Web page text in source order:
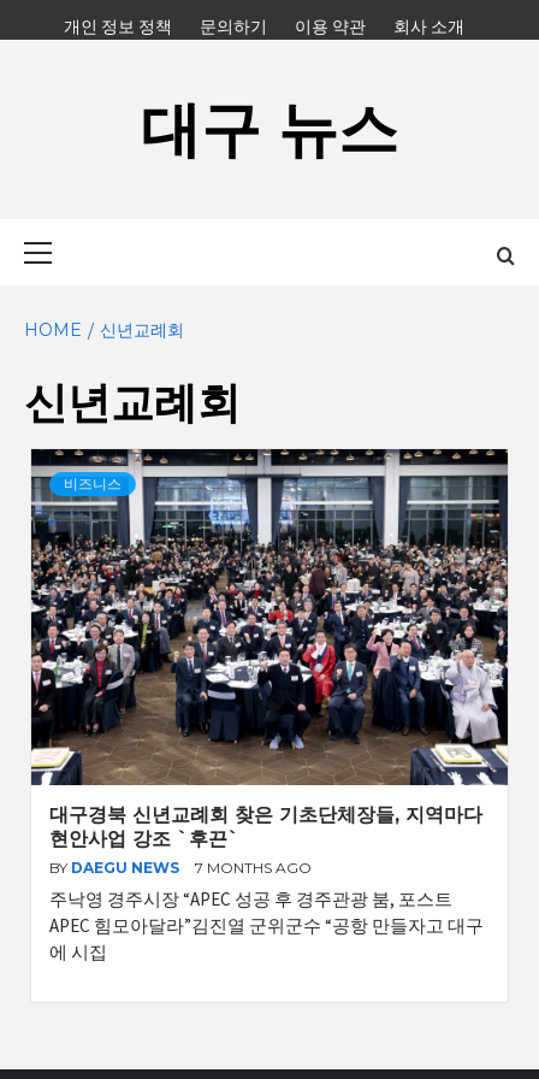
to
개인 정보 정책 문의하기 이용 약관 회사 소개
대구 뉴스
HOME 신년교례회
신년교례회
비즈니스
대구경북 신년교례회 찾은 기초단체장들, 지역마다
현안사업 강조 `후끈`
BY DAEGU NEWS 7 MONTHS AGO
주낙영 경주시장 “APEC 성공 후 경주관광 붐, 포스트
APEC 힘모아달라”김진열 군위군수 “공항 만들자고 대구
에 시집